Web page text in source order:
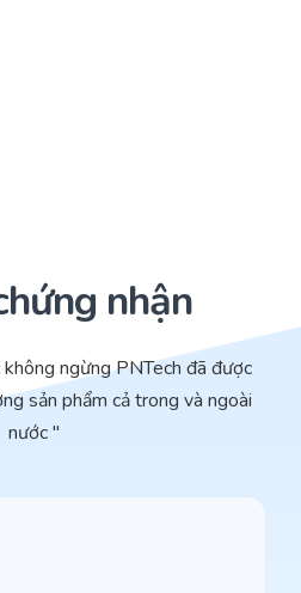
nhận
ngừng PNTech đã được
sản phẩm cả trong và ngoài
nước "